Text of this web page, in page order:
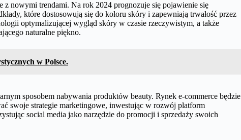
z nowymi trendami. Na rok 2024 prognozuje się pojawienie się
które dostosowują się do koloru skóry i zapewniają trwałość przez
optymalizującej wygląd skóry w czasie rzeczywistym, a także
naturalne piękno.
w Polsce.
sposobem nabywania produktów beauty. Rynek e-commerce będzie
swoje strategie marketingowe, inwestując w rozwój platform
social media jako narzędzie do promocji i sprzedaży swoich